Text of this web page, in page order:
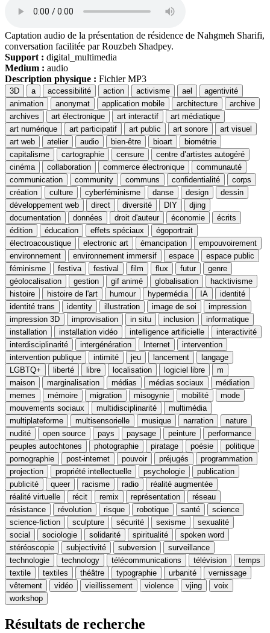
Captation audio de la présentation de résidence de Nahgmeh Sharifi,
conversation facilitée par Rouzbeh Shadpey.
Support : digital_multimedia
Medium : audio
Description physique : Fichier MP3
3D a accessibilité action activisme ael
agentivité
animation
anonymat application mobile architecture
archive
archives
art électronique art interactif
art médiatique
art numérique
art participatif art public art sonore
art visuel
art web
atelier audio bien-être bioart
biométrie
capitalisme
cartographie censure
centre d’artistes autogéré
cinéma
collaboration commerce électronique
communauté
communication
community communs confidentialité
corps
création
culture cyberféminisme danse design
dessin
développement web
direct diversité DIY
djing
documentation
données droit d'auteur économie
écrits
édition
éducation effets spéciaux
égoportrait
électroacoustique
electronic art émancipation
empouvoirement
environnement
environnement immersif espace
espace public
féminisme
festiva festival film flux futur
genre
géolocalisation
gestion gif animé globalisation
hacktivisme
histoire
histoire de l'art humour hypermédia IA
identité
identité trans
identity illustration image de soi
impression
impression 3D
improvisation in situ inclusion
informatique
installation
installation vidéo intelligence artificielle
interactivité
interdisciplinarité
intergénération Internet
intervention
intervention publique
intimité jeu lancement
langage
LGBTQ+
liberté libre localisation logiciel libre
m
maison
marginalisation médias médias sociaux
médiation
memes
mémoire migration misogynie mobilité
mode
mouvements sociaux
multidisciplinarité
multimédia
multiplateforme
multisensorielle musique narration
nature
nudité
open source pays paysage peinture
performance
peuples autochtones
photographie piratage poésie
politique
pornographie
post-internet pouvoir préjugés
programmation
projection
propriété intellectuelle psychologie
publication
publicité
queer racisme radio
réalité augmentée
réalité virtuelle
récit remix représentation
réseau
résistance
révolution risque robotique santé
science
science-fiction
sculpture sécurité sexisme
sexualité
social
sociologie solidarité spiritualité
spoken word
stéréoscopie
subjectivité subversion
surveillance
technologie
technology télécommunications télévision
temps
textile
textiles théâtre typographie urbanité
vernissage
vêtement
vidéo vieillissement violence vjing
voix
workshop
Résultats de recherche